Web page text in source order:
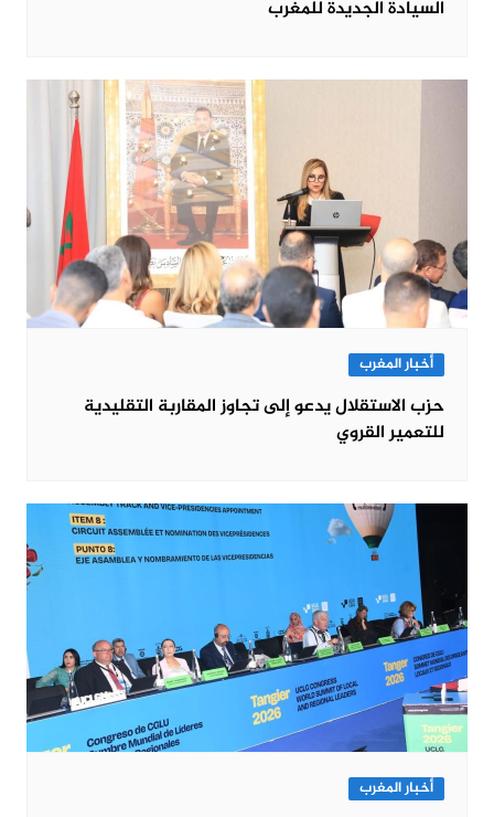
السيادة الجديدة للمغرب
أخبار المغرب
حزب الاستقلال يدعو إلى تجاوز المقاربة التقليدية
للتعمير القروي
أخبار المغرب